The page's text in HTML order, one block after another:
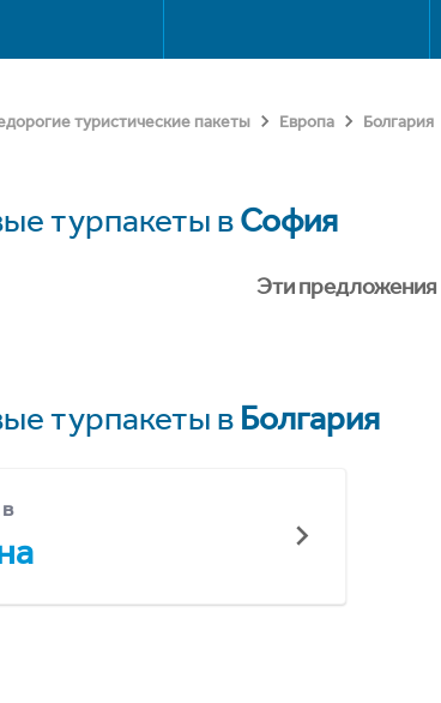
туристические пакеты Европа Болгария
турпакеты вСофия
Эти предложения
турпакеты в Болгария